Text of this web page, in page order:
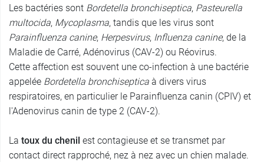
Les bactéries sont Bordetella bronchiseptica, Pasteurella
multocida, Mycoplasma, tandis que les virus sont
Parainfluenza canine, Herpesvirus, Influenza canine, de la
Maladie de Carré, Adénovirus (CAV-2) ou Réovirus.
Cette affection est souvent une co-infection à une bactérie
appelée Bordetella bronchiseptica à divers virus
respiratoires, en particulier le Parainfluenza canin (CPIV) et
l'Adenovirus canin de type 2 (CAV-2).
La toux du chenil est contagieuse et se transmet par
contact direct rapproché, nez à nez avec un chien malade.